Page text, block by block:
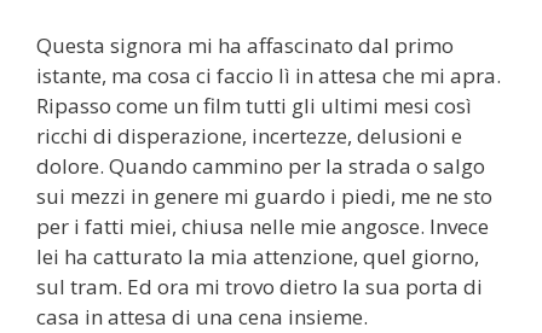
Questa signora mi ha affascinato dal primo
istante, ma cosa ci faccio lì in attesa che mi apra.
Ripasso come un film tutti gli ultimi mesi così
ricchi di disperazione, incertezze, delusioni e
dolore. Quando cammino per la strada o salgo
sui mezzi in genere mi guardo i piedi, me ne sto
per i fatti miei, chiusa nelle mie angosce. Invece
lei ha catturato la mia attenzione, quel giorno,
sul tram. Ed ora mi trovo dietro la sua porta di
casa in attesa di una cena insieme.